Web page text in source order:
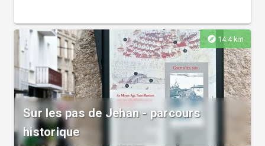
explore 14.4 km
Sur les pas de Jehan - parcours
historique